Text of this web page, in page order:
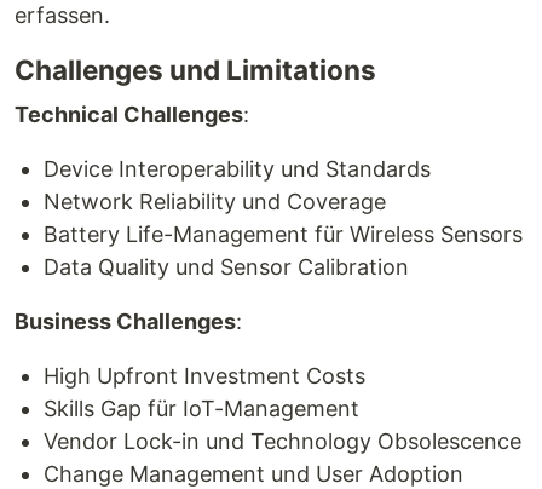
erfassen.
Challenges und Limitations
Technical Challenges:
Device Interoperability und Standards
Network Reliability und Coverage
Battery Life-Management für Wireless Sensors
Data Quality und Sensor Calibration
Business Challenges:
High Upfront Investment Costs
Skills Gap für IoT-Management
Vendor Lock-in und Technology Obsolescence
Change Management und User Adoption